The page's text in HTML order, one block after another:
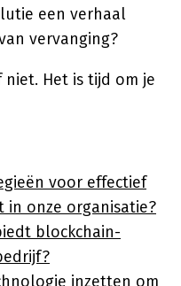
een verhaal
vervanging?
Het is tijd om je
voor effectief
in onze organisatie?
blockchain-
inzetten om